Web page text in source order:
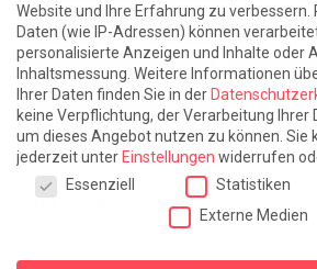
Fast am Ziel Frühling in Florenz In
Leben lernen / Ein Versuch Trinken.
Triple-Edinburgher mit Ketchup
Winterreise (mit Sommern)
Alles sonst
Denkabfall Gereimtes und
Website und Ihre Erfahrung zu verbessern.
Daten (wie IP-Adressen) können
personalisierte Anzeigen und Inhalte oder
Inhaltsmessung. Weitere Informationen
Ihrer Daten finden Sie in der
keine Verpflichtung, der Verarbeitung
um dieses Angebot nutzen zu können. Sie
jederzeit unter Einstellungen widerrufen
Datenschutzeinstellungen
Essenziell Statistiken
Externe Medien